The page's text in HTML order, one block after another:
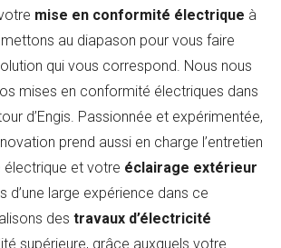
mise en conformité électrique à
au diapason pour vous faire
qui vous correspond. Nous nous
mises en conformité électriques dans
d’Engis. Passionnée et expérimentée,
prend aussi en charge l’entretien
et votre éclairage extérieur
d’une large expérience dans ce
des travaux d’électricité
supérieure, grâce auxquels votre